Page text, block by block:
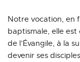
Notre vocation, en
baptismale, elle
de l’Évangile, à la
devenir ses